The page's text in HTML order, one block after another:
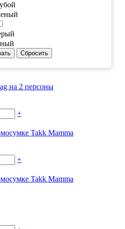
на 2 персоны
+
Takk Mamma
+
Takk Mamma